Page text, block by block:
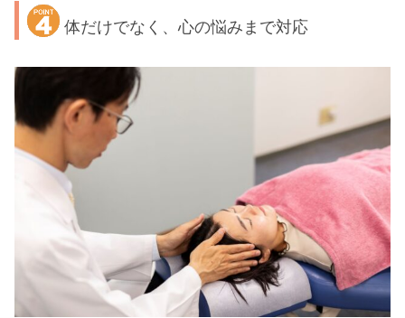
体だけでなく、心の悩みまで対応